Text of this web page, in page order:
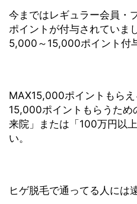
今まではレギュラー会員・
ポイントが付与されていま
5,000～15,000ポイント付
MAX15,000ポイントもらえ
15,000ポイントもらうため
来院」または「100万円以
い。
ヒゲ脱毛で通ってる人には